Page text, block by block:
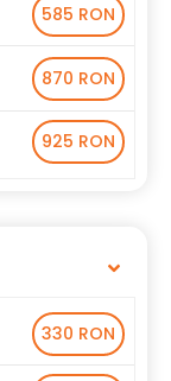
585 RON
870 RON
925 RON
330 RON